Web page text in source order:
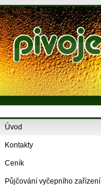
Úvod
Kontakty
Ceník
Půjčování vyčepního zařízení